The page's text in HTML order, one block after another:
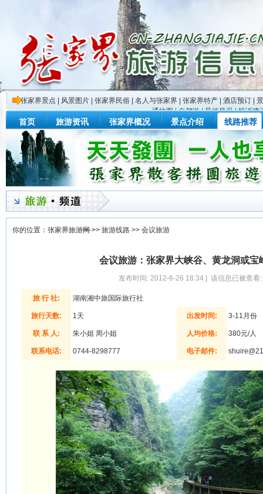
张家界景点 风景图片 张家界民俗 名人与张家界 张家界特产 酒店预订
通地图|自驾游|导游风采|投诉建
首页 旅游资讯 张家界概况 景点介绍 线路推荐
你的位置： 张家界旅游网>> 旅游线路 >> 会议旅游
会议旅游：张家界大峡谷、黄龙洞或宝
发布时间: 2012-6-26 18:34 | 该信息已被查看
旅 行 社: 湖南湘中旅国际旅行社
旅行天数: 1天 出发时间: 3-11月份
联 系 人: 朱小姐 周小姐 人均价格: 380元/人
联系电话: 0744-8298777 电子邮件: